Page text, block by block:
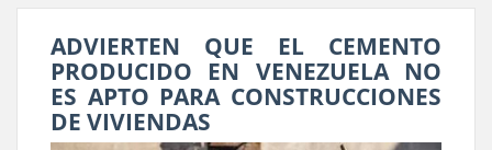
ADVIERTEN QUE EL CEMENTO
PRODUCIDO EN VENEZUELA NO
ES APTO PARA CONSTRUCCIONES
DE VIVIENDAS